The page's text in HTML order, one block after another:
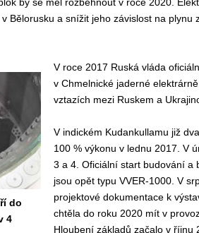
Bělorusku a snížit jeho závislost na plynu
do
4
V roce 2017 Ruská vláda
v Chmelnické jaderné
vztazích mezi Ruskem a
V indickém Kudankullamu již
100 % výkonu v lednu 2017. V
3 a 4. Oficiální start budování a
jsou opět typu VVER-1000. V
projektové dokumentace k
chtěla do roku 2020 mít v
Hloubení základů začalo v říjnu